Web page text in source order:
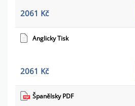
2061 Kč
Anglicky Tisk
2061 Kč
Španělsky PDF